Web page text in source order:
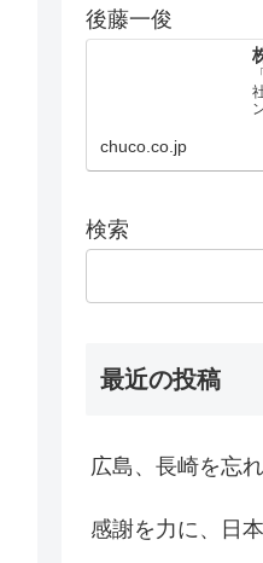
後藤一俊
chuco.co.jp
検索
最近の投稿
広島、長崎を忘れ
感謝を力に、日